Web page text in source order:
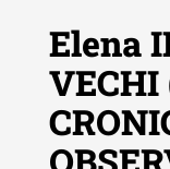
Revista
Elena